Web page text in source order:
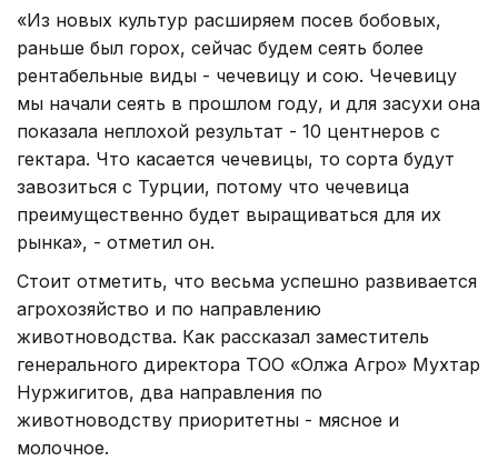
«Из новых культур расширяем посев бобовых,
раньше был горох, сейчас будем сеять более
рентабельные виды - чечевицу и сою. Чечевицу
мы начали сеять в прошлом году, и для засухи она
показала неплохой результат - 10 центнеров с
гектара. Что касается чечевицы, то сорта будут
завозиться с Турции, потому что чечевица
преимущественно будет выращиваться для их
рынка», - отметил он.
Стоит отметить, что весьма успешно развивается
агрохозяйство и по направлению
животноводства. Как рассказал заместитель
генерального директора ТОО «Олжа Агро» Мухтар
Нуржигитов, два направления по
животноводству приоритетны - мясное и
молочное.